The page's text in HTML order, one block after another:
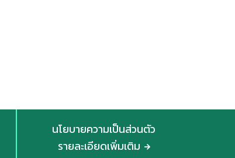
นโยบายความเป็นส่วนตัว
รายละเอียดเพิ่มเติม